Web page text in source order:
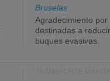
Bruselas
Agradecimiento
destinadas a
buques evasivas.